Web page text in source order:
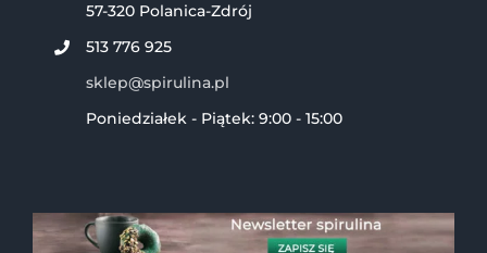
57-320 Polanica-Zdrój
513 776 925
sklep@spirulina.pl
Poniedziałek - Piątek: 9:00 - 15:00